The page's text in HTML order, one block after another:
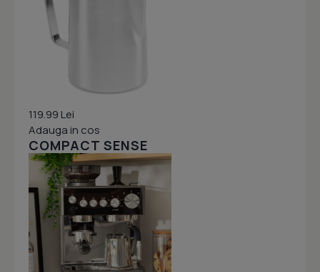
119.99 Lei
Adauga in cos
COMPACT SENSE